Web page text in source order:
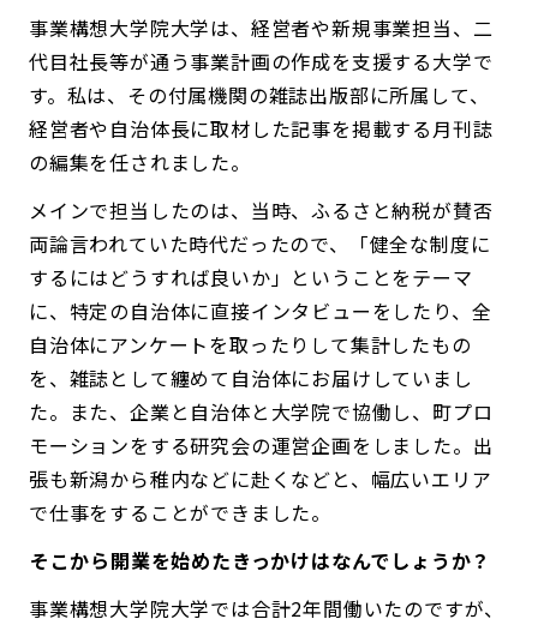
事業構想大学院大学は、経営者や新規事業担当、二
代目社長等が通う事業計画の作成を支援する大学で
す。私は、その付属機関の雑誌出版部に所属して、
経営者や自治体長に取材した記事を掲載する月刊誌
の編集を任されました。
メインで担当したのは、当時、ふるさと納税が賛否
両論言われていた時代だったので、「健全な制度に
するにはどうすれば良いか」ということをテーマ
に、特定の自治体に直接インタビューをしたり、全
自治体にアンケートを取ったりして集計したもの
を、雑誌として纏めて自治体にお届けしていまし
た。また、企業と自治体と大学院で協働し、町プロ
モーションをする研究会の運営企画をしました。出
張も新潟から稚内などに赴くなどと、幅広いエリア
で仕事をすることができました。
――そこから開業を始めたきっかけはなんでしょうか？
事業構想大学院大学では合計2年間働いたのですが、